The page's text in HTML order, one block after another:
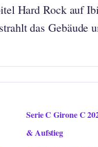
Hard Rock auf
das Gebäude
Serie C Girone C
& Aufstieg